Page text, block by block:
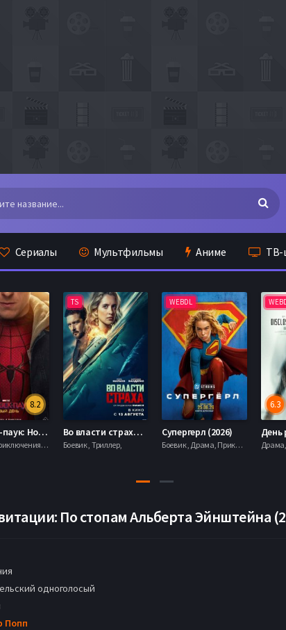
Сериалы Мультфильмы Аниме ТВ-
8.2
Человек-паук: Новый день (2026)
Боевик , Приключения, Фантастика, Фэнтези,
TS
Во власти страха (2026)
Боевик , Триллер,
WEBDL
Супергерл (2026)
Боевик , Драма, Приключения, Фантастика,
6.3
По стопам Альберта Эйнштейна
одноголосый
Попп